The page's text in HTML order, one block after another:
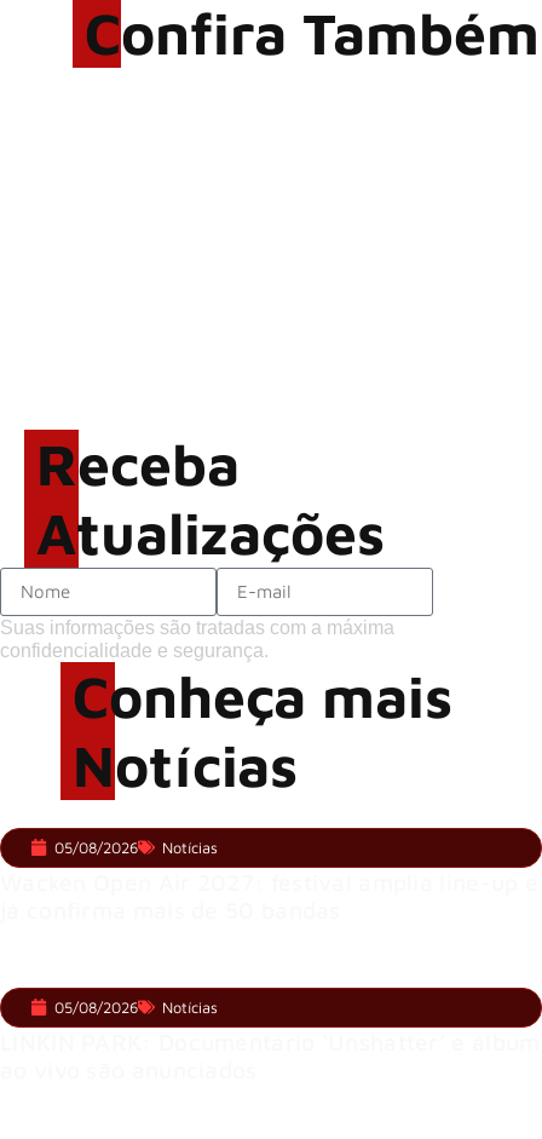
Confira Também
Receba
Atualizações
Suas informações são tratadas com a máxima
confidencialidade e segurança.
Conheça mais
Notícias
05/08/2026 Notícias
05/08/2026 Notícias